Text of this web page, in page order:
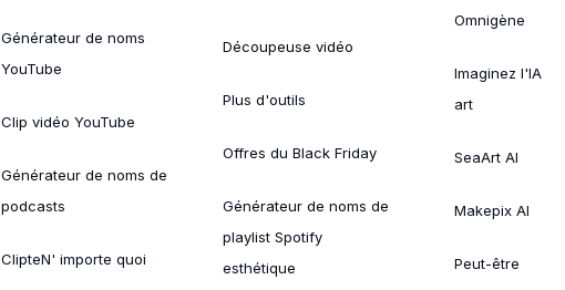
Générateur de noms
YouTube
Clip vidéo YouTube
Générateur de noms de
podcasts
ClipteN' importe quoi
Découpeuse vidéo
Plus d'outils
Offres du Black Friday
Générateur de noms de
playlist Spotify
esthétique
Omnigène
Imaginez l'IA
art
SeaArt AI
Makepix AI
Peut-être